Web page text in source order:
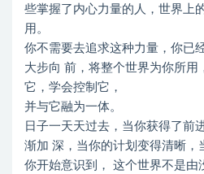
些掌握了内心力量的人，世界上
用。
你不需要去追求这种力量，你已
大步向 前，将整个世界为你所用
它，学会控制它，
并与它融为一体。
日子一天天过去，当你获得了前
渐加 深，当你的计划变得清晰，
你开始意识到， 这个世界不是由